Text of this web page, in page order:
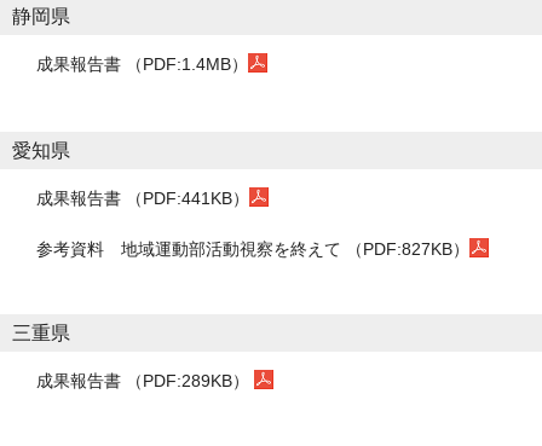
静岡県
成果報告書 （PDF:1.4MB）
愛知県
成果報告書 （PDF:441KB）
参考資料 地域運動部活動視察を終えて （PDF:827KB）
三重県
成果報告書 （PDF:289KB）